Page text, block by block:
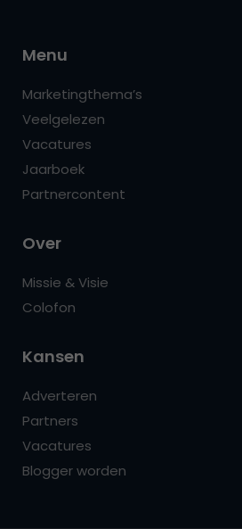
Menu
Marketingthema’s
Veelgelezen
Vacatures
Jaarboek
Partnercontent
Over
Missie & Visie
Colofon
Kansen
Adverteren
Partners
Vacatures
Blogger worden